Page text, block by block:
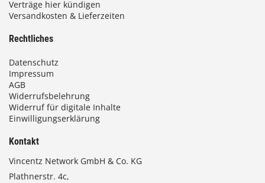
Verträge hier kündigen
Versandkosten & Lieferzeiten
Rechtliches
Datenschutz
Impressum
AGB
Widerrufsbelehrung
Widerruf für digitale Inhalte
Einwilligungserklärung
Kontakt
Vincentz Network GmbH & Co. KG
Plathnerstr. 4c,